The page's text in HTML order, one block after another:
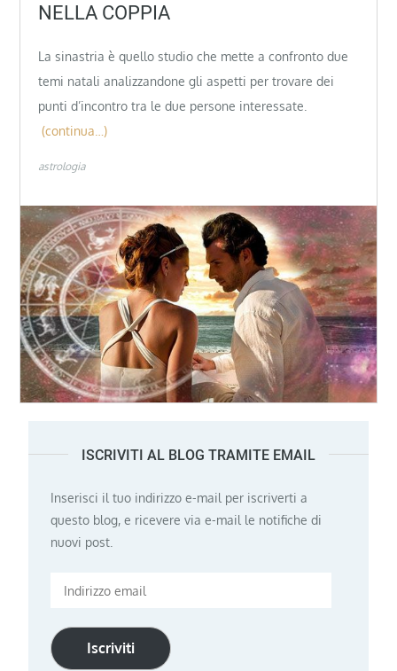
NELLA COPPIA
La sinastria è quello studio che mette a confronto due
temi natali analizzandone gli aspetti per trovare dei
punti d’incontro tra le due persone interessate.
(continua…)
astrologia
ISCRIVITI AL BLOG TRAMITE EMAIL
Inserisci il tuo indirizzo e-mail per iscriverti a
questo blog, e ricevere via e-mail le notifiche di
nuovi post.
Indirizzo
Iscriviti